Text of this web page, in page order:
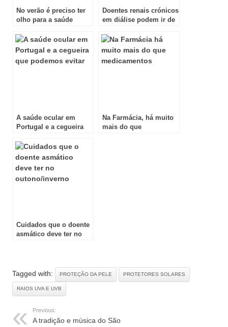
No verão é preciso ter
olho para a saúde
Doentes renais crónicos
em diálise podem ir de
A saúde ocular em
Portugal e a cegueira
Na Farmácia, há muito
mais do que
Cuidados que o doente
asmático deve ter no
Tagged with: PROTEÇÃO DA PELE PROTETORES SOLARES
RAIOS UVA E UVB
Previous:
A tradição e música do São